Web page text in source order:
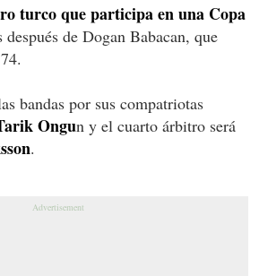
turco que participa en una Copa
después de Dogan Babacan, que
bandas por sus compatriotas
Ongun y el cuarto árbitro será
.